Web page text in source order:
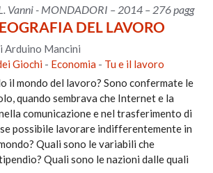
Vanni - MONDADORI – 2014 – 276 pagg
DEL LAVORO
Arduino Mancini
Giochi - Economia - Tu e il lavoro
il mondo del lavoro? Sono confermate le
quando sembrava che Internet e la
comunicazione e nel trasferimento di
possibile lavorare indifferentemente in
Quali sono le variabili che
Quali sono le nazioni dalle quali